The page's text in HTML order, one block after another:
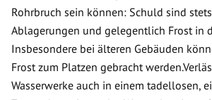
Rohrbruch sein können: Schuld sind
Ablagerungen und gelegentlich Frost in
Insbesondere bei älteren Gebäuden
Frost zum Platzen gebracht
Wasserwerke auch in einem tadellosen,